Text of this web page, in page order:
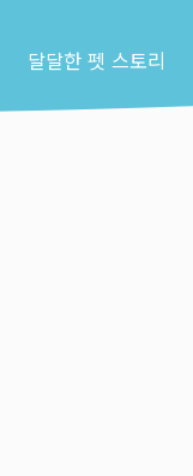
달달한 펫 스토리